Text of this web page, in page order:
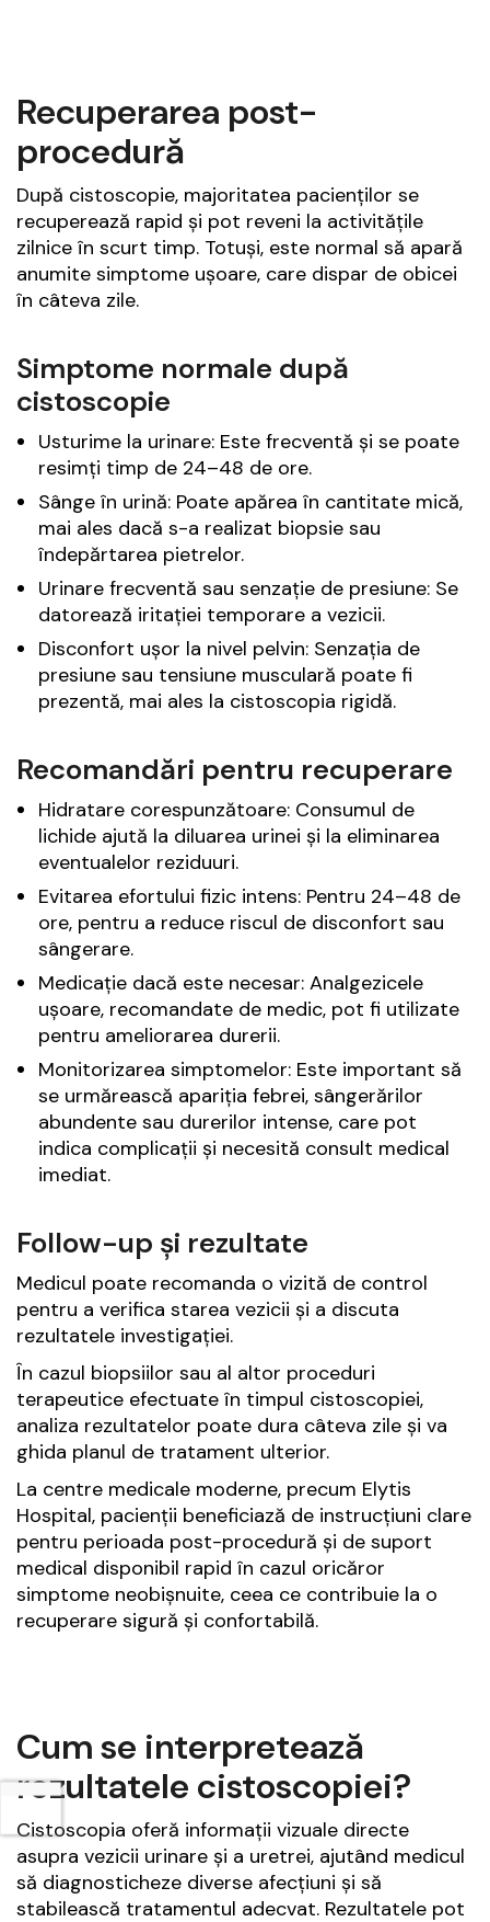
Recuperarea post-
procedură
După cistoscopie, majoritatea pacienților se
recuperează rapid și pot reveni la activitățile
zilnice în scurt timp. Totuși, este normal să apară
anumite simptome ușoare, care dispar de obicei
în câteva zile.
Simptome normale după
cistoscopie
Usturime la urinare: Este frecventă și se poate
resimți timp de 24–48 de ore.
Sânge în urină: Poate apărea în cantitate mică,
mai ales dacă s-a realizat biopsie sau
îndepărtarea pietrelor.
Urinare frecventă sau senzație de presiune: Se
datorează iritației temporare a vezicii.
Disconfort ușor la nivel pelvin: Senzația de
presiune sau tensiune musculară poate fi
prezentă, mai ales la cistoscopia rigidă.
Recomandări pentru recuperare
Hidratare corespunzătoare: Consumul de
lichide ajută la diluarea urinei și la eliminarea
eventualelor reziduuri.
Evitarea efortului fizic intens: Pentru 24–48 de
ore, pentru a reduce riscul de disconfort sau
sângerare.
Medicație dacă este necesar: Analgezicele
ușoare, recomandate de medic, pot fi utilizate
pentru ameliorarea durerii.
Monitorizarea simptomelor: Este important să
se urmărească apariția febrei, sângerărilor
abundente sau durerilor intense, care pot
indica complicații și necesită consult medical
imediat.
Follow-up și rezultate
Medicul poate recomanda o vizită de control
pentru a verifica starea vezicii și a discuta
rezultatele investigației.
În cazul biopsiilor sau al altor proceduri
terapeutice efectuate în timpul cistoscopiei,
analiza rezultatelor poate dura câteva zile și va
ghida planul de tratament ulterior.
La centre medicale moderne, precum Elytis
Hospital, pacienții beneficiază de instrucțiuni clare
pentru perioada post-procedură și de suport
medical disponibil rapid în cazul oricăror
simptome neobișnuite, ceea ce contribuie la o
recuperare sigură și confortabilă.
Cum se interpretează
rezultatele cistoscopiei?
Cistoscopia oferă informații vizuale directe
asupra vezicii urinare și a uretrei, ajutând medicul
să diagnosticheze diverse afecțiuni și să
stabilească tratamentul adecvat. Rezultatele pot